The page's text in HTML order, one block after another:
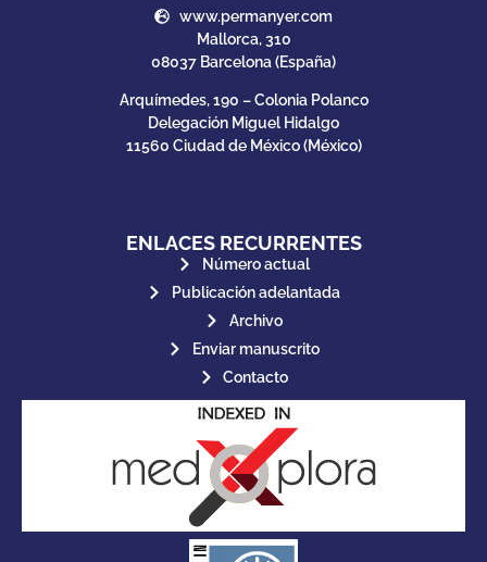
www.permanyer.com
Mallorca, 310
08037 Barcelona (España)
Arquímedes, 190 – Colonia Polanco
Delegación Miguel Hidalgo
11560 Ciudad de México (México)
ENLACES RECURRENTES
Número actual
Publicación adelantada
Archivo
Enviar manuscrito
Contacto